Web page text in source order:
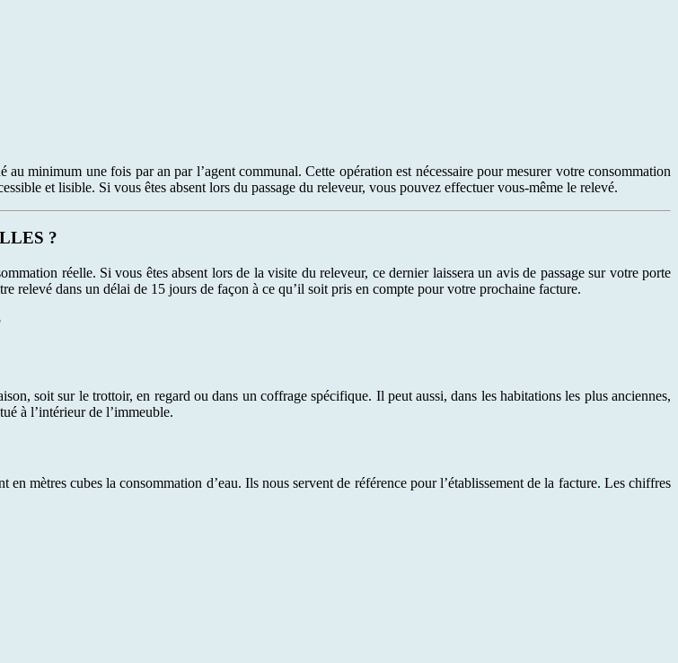
minimum une fois par an par l’agent communal. Cette opération est nécessaire pour mesurer votre consommation
et lisible. Si vous êtes absent lors du passage du releveur, vous pouvez effectuer vous-même le relevé.
?
réelle. Si vous êtes absent lors de la visite du releveur, ce dernier laissera un avis de passage sur votre porte
relevé dans un délai de 15 jours de façon à ce qu’il soit pris en compte pour votre prochaine facture.
soit sur le trottoir, en regard ou dans un coffrage spécifique. Il peut aussi, dans les habitations les plus anciennes,
à l’intérieur de l’immeuble.
mètres cubes la consommation d’eau. Ils nous servent de référence pour l’établissement de la facture. Les chiffres